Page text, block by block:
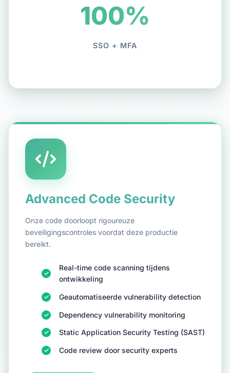
100%
SSO + MFA
Advanced Code Security
Onze code doorloopt rigoureuze
beveiligingscontroles voordat deze productie
bereikt.
Real-time code scanning tijdens
ontwikkeling
Geautomatiseerde vulnerability detection
Dependency vulnerability monitoring
Static Application Security Testing (SAST)
Code review door security experts